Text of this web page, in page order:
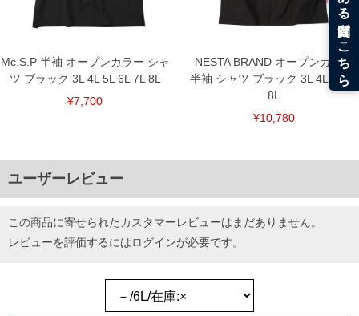
DETAIL
Mc.S.P 半袖 オープンカラー シャ
ツ ブラック 3L 4L 5L 6L 7L 8L
¥7,700
NESTA BRAND オープンカラー
半袖 シャツ ブラック 3L 4L 5L 6L
8L
¥10,780
ユーザーレビュー
この商品に寄せられたカスタマーレビューはまだありません。
レビューを評価するにはログインが必要です。